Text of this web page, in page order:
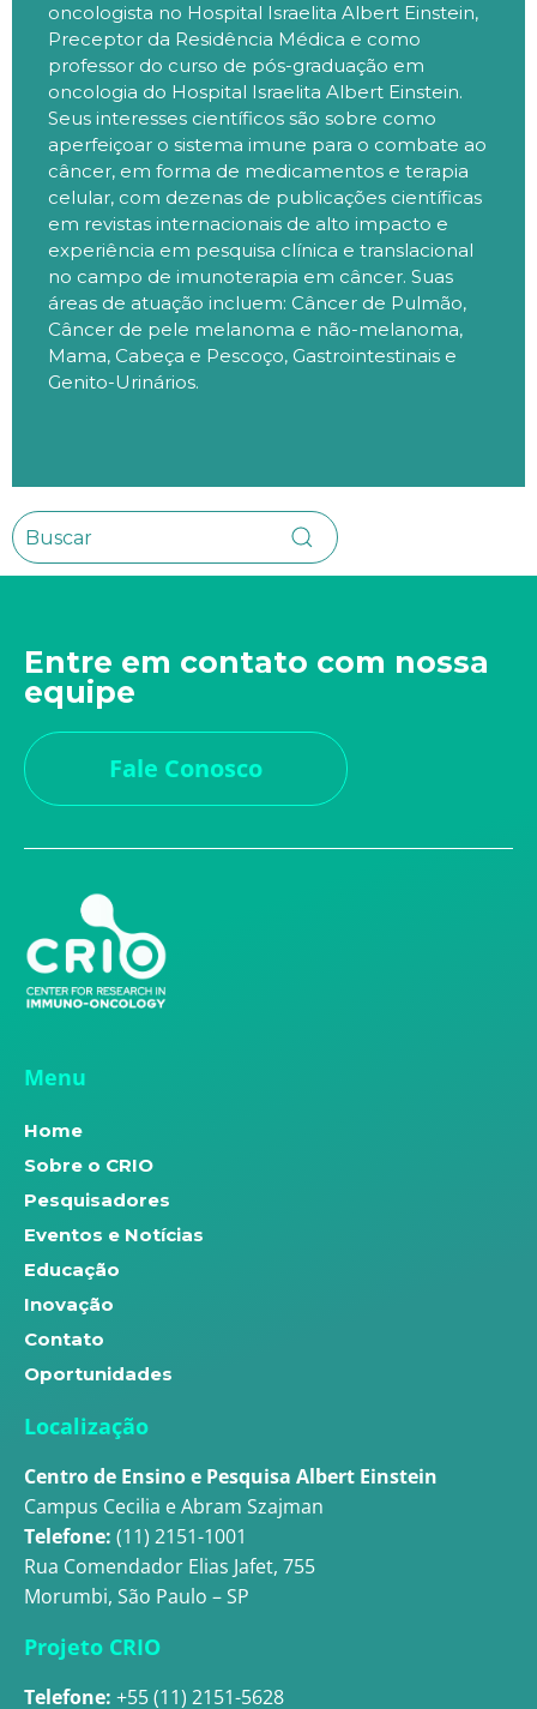
oncologista no Hospital Israelita Albert Einstein,
Preceptor da Residência Médica e como
professor do curso de pós-graduação em
oncologia do Hospital Israelita Albert Einstein.
Seus interesses científicos são sobre como
aperfeiçoar o sistema imune para o combate ao
câncer, em forma de medicamentos e terapia
celular, com dezenas de publicações científicas
em revistas internacionais de alto impacto e
experiência em pesquisa clínica e translacional
no campo de imunoterapia em câncer. Suas
áreas de atuação incluem: Câncer de Pulmão,
Câncer de pele melanoma e não-melanoma,
Mama, Cabeça e Pescoço, Gastrointestinais e
Genito-Urinários.
Entre em contato com nossa
equipe
Fale Conosco
Menu
Home
Sobre o CRIO
Pesquisadores
Eventos e Notícias
Educação
Inovação
Contato
Oportunidades
Localização
Centro de Ensino e Pesquisa Albert Einstein
Campus Cecilia e Abram Szajman
Telefone: (11) 2151-1001
Rua Comendador Elias Jafet, 755
Morumbi, São Paulo – SP
Projeto CRIO
Telefone: +55 (11) 2151-5628